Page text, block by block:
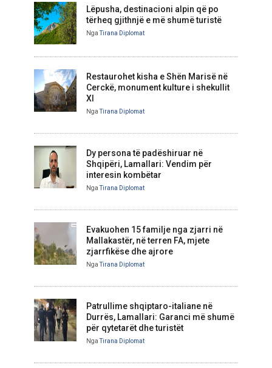
Lëpusha, destinacioni alpin që po
tërheq gjithnjë e më shumë turistë
NgaTirana Diplomat
Restaurohet kisha e Shën Marisë në
Cerckë, monument kulture i shekullit
XI
NgaTirana Diplomat
Dy persona të padëshiruar në
Shqipëri, Lamallari: Vendim për
interesin kombëtar
NgaTirana Diplomat
Evakuohen 15 familje nga zjarri në
Mallakastër, në terren FA, mjete
zjarrfikëse dhe ajrore
NgaTirana Diplomat
Patrullime shqiptaro-italiane në
Durrës, Lamallari: Garanci më shumë
për qytetarët dhe turistët
NgaTirana Diplomat